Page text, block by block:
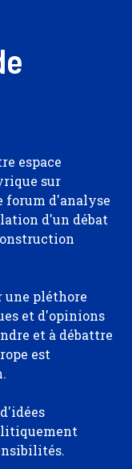
espace
sur
forum d'analyse
d'un débat
une pléthore
et d'opinions
et à débattre
est